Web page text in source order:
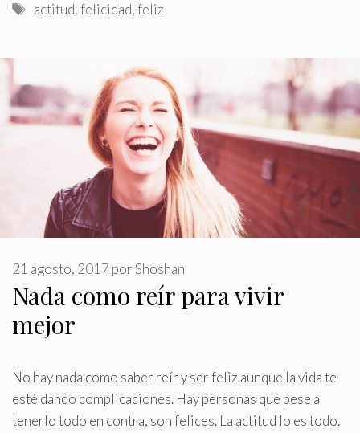
Etiquetas
actitud,felicidad,feliz
Nada como reír para vivir
mejor
21 agosto, 2017 porShoshan
No hay nada como saber reír y ser feliz aunque la vida te
esté dando complicaciones. Hay personas que pese a
tenerlo todo en contra, son felices. La actitud lo es todo.